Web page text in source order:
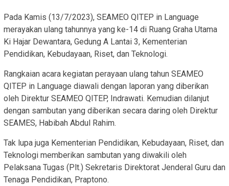
Pada Kamis (13/7/2023), SEAMEO QITEP in Language
merayakan ulang tahunnya yang ke-14 di Ruang Graha Utama
Ki Hajar Dewantara, Gedung A Lantai 3, Kementerian
Pendidikan, Kebudayaan, Riset, dan Teknologi.
Rangkaian acara kegiatan perayaan ulang tahun SEAMEO
QITEP in Language diawali dengan laporan yang diberikan
oleh Direktur SEAMEO QITEP, Indrawati. Kemudian dilanjut
dengan sambutan yang diberikan secara daring oleh Direktur
SEAMES, Habibah Abdul Rahim.
Tak lupa juga Kementerian Pendidikan, Kebudayaan, Riset, dan
Teknologi memberikan sambutan yang diwakili oleh
Pelaksana Tugas (Plt.) Sekretaris Direktorat Jenderal Guru dan
Tenaga Pendidikan, Praptono.